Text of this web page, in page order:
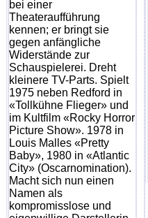
bei einer
Theateraufführung
kennen; er bringt sie
gegen anfängliche
Widerstände zur
Schauspielerei. Dreht
kleinere TV-Parts. Spielt
1975 neben Redford in
«Tollkühne Flieger» und
im Kultfilm «Rocky Horror
Picture Show». 1978 in
Louis Malles «Pretty
Baby», 1980 in «Atlantic
City» (Oscarnomination).
Macht sich nun einen
Namen als
kompromisslose und